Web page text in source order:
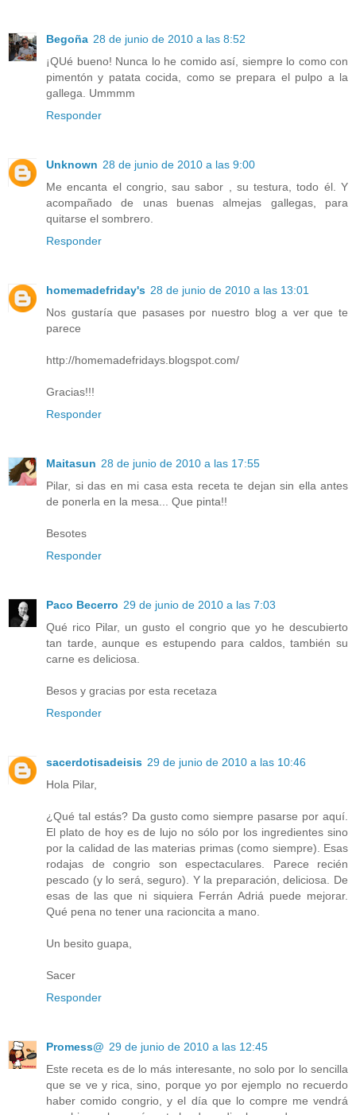
Begoña 28 de junio de 2010 a las 8:52
¡QUé bueno! Nunca lo he comido así, siempre lo como con
pimentón y patata cocida, como se prepara el pulpo a la
gallega. Ummmm
Responder
Unknown 28 de junio de 2010 a las 9:00
Me encanta el congrio, sau sabor , su testura, todo él. Y
acompañado de unas buenas almejas gallegas, para
quitarse el sombrero.
Responder
homemadefriday's 28 de junio de 2010 a las 13:01
Nos gustaría que pasases por nuestro blog a ver que te
parece
http://homemadefridays.blogspot.com/
Gracias!!!
Responder
Maitasun 28 de junio de 2010 a las 17:55
Pilar, si das en mi casa esta receta te dejan sin ella antes
de ponerla en la mesa... Que pinta!!
Besotes
Responder
Paco Becerro 29 de junio de 2010 a las 7:03
Qué rico Pilar, un gusto el congrio que yo he descubierto
tan tarde, aunque es estupendo para caldos, también su
carne es deliciosa.
Besos y gracias por esta recetaza
Responder
sacerdotisadeisis 29 de junio de 2010 a las 10:46
Hola Pilar,
¿Qué tal estás? Da gusto como siempre pasarse por aquí.
El plato de hoy es de lujo no sólo por los ingredientes sino
por la calidad de las materias primas (como siempre). Esas
rodajas de congrio son espectaculares. Parece recién
pescado (y lo será, seguro). Y la preparación, deliciosa. De
esas de las que ni siquiera Ferrán Adriá puede mejorar.
Qué pena no tener una racioncita a mano.
Un besito guapa,
Sacer
Responder
Promess@ 29 de junio de 2010 a las 12:45
Este receta es de lo más interesante, no solo por lo sencilla
que se ve y rica, sino, porque yo por ejemplo no recuerdo
haber comido congrio, y el día que lo compre me vendrá